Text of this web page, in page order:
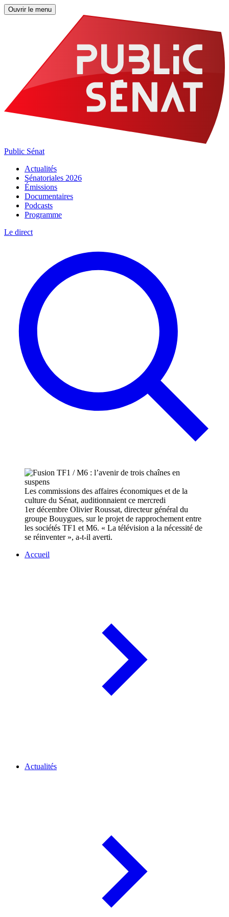
Ouvrir le menu
Public Sénat
Actualités
Sénatoriales 2026
Émissions
Documentaires
Podcasts
Programme
Le direct
Les commissions des affaires économiques et de la
culture du Sénat, auditionnaient ce mercredi
1er décembre Olivier Roussat, directeur général du
groupe Bouygues, sur le projet de rapprochement entre
les sociétés TF1 et M6. « La télévision a la nécessité de
se réinventer », a-t-il averti.
Accueil
Actualités